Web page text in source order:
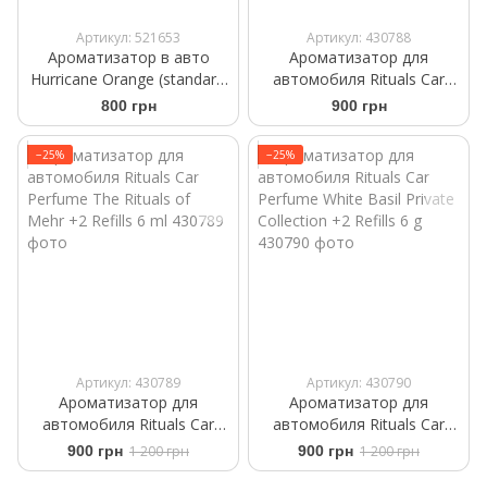
Артикул: 521653
Ароматизатор в авто
Hurricane Orange (standart)
Аромасаше на дефлектор
800 грн
Артикул: 430788
Ароматизатор для
автомобиля Rituals Car
Perfume The Ritual of Sport
+2 Refills 6ml
900 грн
−25%
Артикул: 430789
Ароматизатор для
автомобиля Rituals ​Car
Perfume The Rituals of
Mehr +2 Refills 6 ml
900 грн 1 200 грн
−25%
Артикул: 430790
Ароматизатор для
автомобиля Rituals ​Car
Perfume ​White Basil Private
Collection +2 Refills 6 g
900 грн 1 200 грн